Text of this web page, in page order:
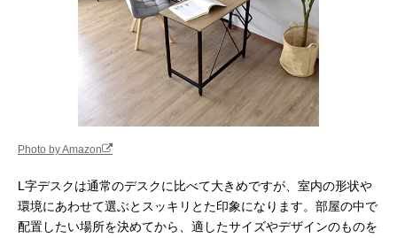
Photo by Amazon
L字デスクは通常のデスクに比べて大きめですが、室内の形状や
環境にあわせて選ぶとスッキリとた印象になります。部屋の中で
配置したい場所を決めてから、適したサイズやデザインのものを